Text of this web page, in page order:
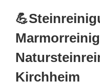
Kirchheim